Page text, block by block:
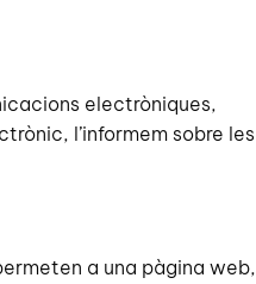
electròniques,
l’informem sobre les
a una pàgina web,